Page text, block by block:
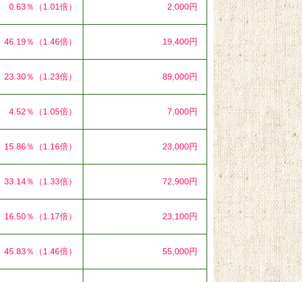
0.63％ （1.01倍） 2,000円
46.19％ （1.46倍） 19,400円
23.30％ （1.23倍） 89,000円
4.52％ （1.05倍） 7,000円
15.86％ （1.16倍） 23,000円
33.14％ （1.33倍） 72,900円
16.50％ （1.17倍） 23,100円
45.83％ （1.46倍） 55,000円